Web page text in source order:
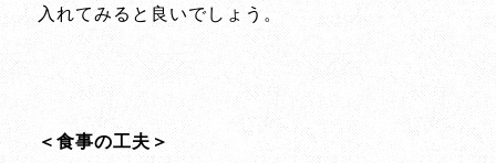
入れてみると良いでしょう。
＜食事の工夫＞